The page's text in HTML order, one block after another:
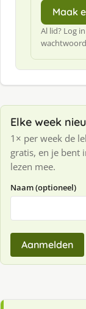
Maak
Al lid? Log
Elke week
1× per week de
gratis, en je bent
lezen mee.
Naam (optioneel)
Aanmelden